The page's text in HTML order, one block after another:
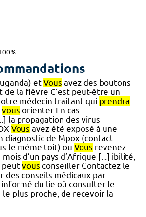
et Vous avez des boutons
de la fièvre C’est peut-être un
médecin traitant qui prendra
vous orienter En cas
la propagation des virus
Vous avez été exposé à une
diagnostic de Mpox (contact
le même toit) ou Vous revenez
d’un pays d’Afrique [...] ibilité,
peut vous conseiller Contactez le
des conseils médicaux par
du lie où consulter le
le plus proche, de recevoir la